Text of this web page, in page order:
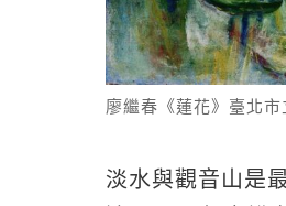
廖繼春《蓮花》臺北
淡水與觀音山是